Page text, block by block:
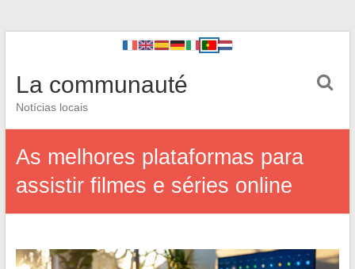
La communauté
Notícias locais
As melhores plataformas para
assistir filmes e séries online